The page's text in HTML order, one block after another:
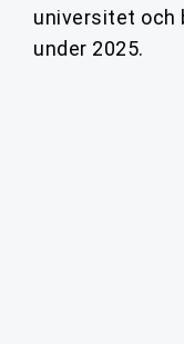
universitet och
under 2025.